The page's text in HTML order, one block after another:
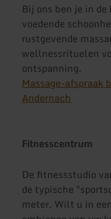
Bij ons ben je in
voedende
rustgevende
wellnessrituelen
ontspanning.
Massage-afspraak
Andernach
Fitnesscentrum
De fitnessstudio
de typische
meter. Wilt u in